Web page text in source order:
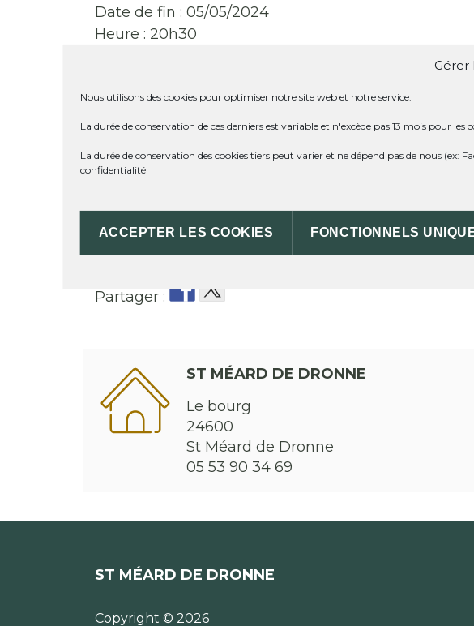
Gérer
Nous utilisons des cookies pour optimiser notre site web et notre service.
La durée de conservation de ces derniers est variable et n'excède pas 13 mois pour les
La durée de conservation des cookies tiers peut varier et ne dépend pas de nous (ex:
confidentialité
ACCEPTER LES COOKIES FONCTIONNELS
Date de fin : 05/05/2024
Heure : 20h30
Partager :
ST MÉARD DE DRONNE
Le bourg
24600
St Méard de Dronne
05 53 90 34 69
ST MÉARD DE DRONNE
Copyright © 2026